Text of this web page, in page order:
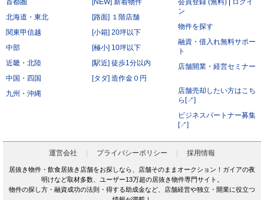
首都圏
北海道・東北
関東甲信越
中部
近畿・北陸
中国・四国
九州・沖縄
[NEW] 新着物件
[路面] １階店舗
[小箱] 20坪以下
[極小] 10坪以下
[駅近] 徒歩1分以内
[タダ] 造作金０円
会員登録 (無料)
ログイ
ン
物件を探す
融資・借入れ無料サポー
ト
店舗開業・経営セミナー
店舗売却したい方はこち
ら[↗]
ビジネスパートナー募集
[↗]
運営会社 プライバシーポリシー 採用情報
居抜き物件・飲食居抜き店舗をお探しなら、店舗そのままオークション！ガイアの夜
明けなど取材多数、ユーザー13万超の居抜き物件専門サイト。
物件の探し方・融資成功の法則・得する助成金など、店舗経営や独立・開業に役立つ